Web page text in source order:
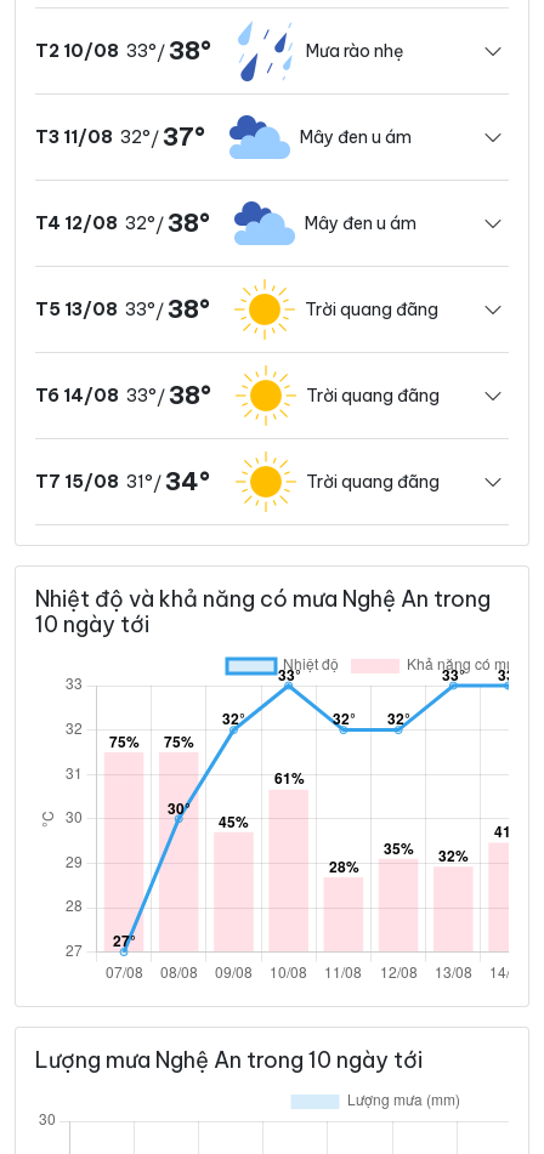
T2 10/08 33°/ 38° Mưa rào nhẹ
T3 11/08 32°/ 37° Mây đen u ám
T4 12/08 32°/ 38° Mây đen u ám
T5 13/08 33°/ 38° Trời quang đãng
T6 14/08 33°/ 38° Trời quang đãng
T7 15/08 31°/ 34° Trời quang đãng
Nhiệt độ và khả năng có mưa Nghệ An trong
10 ngày tới
Lượng mưa Nghệ An trong 10 ngày tới